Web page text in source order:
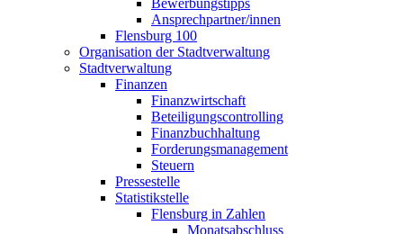
Bewerbungstipps
Ansprechpartner/innen
Flensburg 100
Organisation der Stadtverwaltung
Stadtverwaltung
Finanzen
Finanzwirtschaft
Beteiligungscontrolling
Finanzbuchhaltung
Forderungsmanagement
Steuern
Pressestelle
Statistikstelle
Flensburg in Zahlen
Monatsabschluss